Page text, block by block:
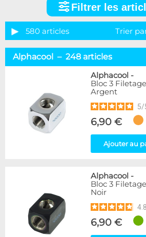
articles
Catégorie
Embouts tuyaux souples
Embouts tubes rigides
110
18
Adaptateurs
338
Marque
Alphacool
52
55
10
142
KooLance
Monsoon
9
Nanoxia
PrimoChill
Filtrer les
580 articles Trier
Alphacool – 248 articles
Alphacool -
Bloc 3
Argent
5/
6,90 €
Ajouter au
Alphacool -
Bloc 3
Noir
4.8
6,90 €